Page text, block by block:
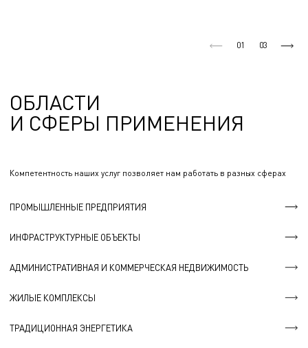
01 03
ОБЛАСТИ
И СФЕРЫ ПРИМЕНЕНИЯ
Компетентность наших услуг позволяет нам работать в разных сферах
ПРОМЫШЛЕННЫЕ ПРЕДПРИЯТИЯ
ИНФРАСТРУКТУРНЫЕ ОБЪЕКТЫ
АДМИНИСТРАТИВНАЯ И КОММЕРЧЕСКАЯ НЕДВИЖИМОСТЬ
ЖИЛЫЕ КОМПЛЕКСЫ
ТРАДИЦИОННАЯ ЭНЕРГЕТИКА